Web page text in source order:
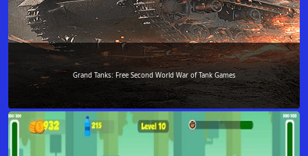
Grand Tanks: Free Second World War of Tank Games